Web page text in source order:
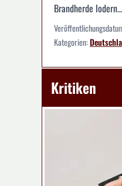
Brandherde
Kategorien:
Kritiken